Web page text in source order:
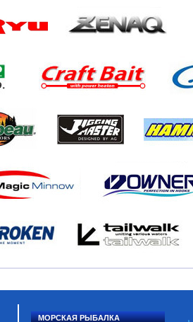
МОРСКАЯ РЫБАЛКА